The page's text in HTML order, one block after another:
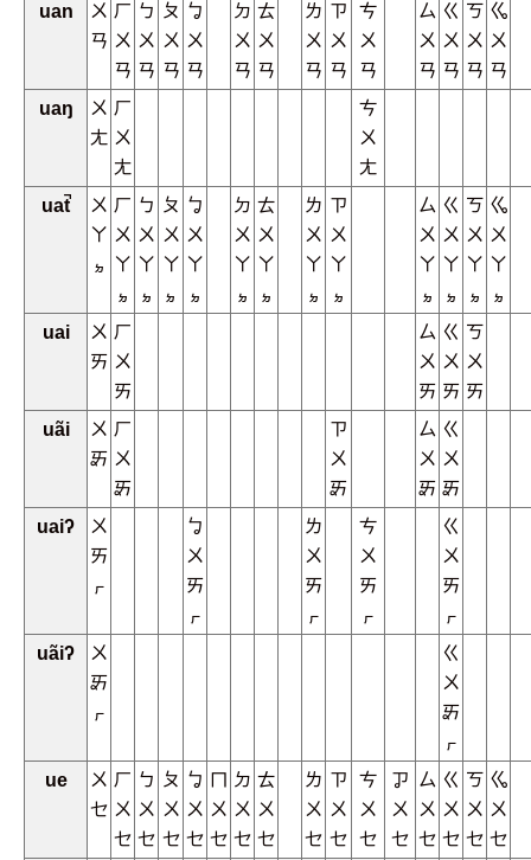
uan
ㄨ
ㄢ
ㄏ
ㄨ
ㄢ
ㄅ
ㄨ
ㄢ
ㄆ
ㄨ
ㄢ
ㆠ
ㄨ
ㄢ
ㄉ
ㄨ
ㄢ
ㄊ
ㄨ
ㄢ
ㄌ
ㄨ
ㄢ
ㄗ
ㄨ
ㄢ
ㄘ
ㄨ
ㄢ
ㄙ
ㄨ
ㄢ
ㄍ
ㄨ
ㄢ
ㄎ
ㄨ
ㄢ
ㆣ
ㄨ
ㄢ
uaŋ
ㄨ
ㄤ
ㄏ
ㄨ
ㄤ
ㄘ
ㄨ
ㄤ
uat̚
ㄨ
ㄚ
ㆵ
ㄏ
ㄨ
ㄚ
ㆵ
ㄅ
ㄨ
ㄚ
ㆵ
ㄆ
ㄨ
ㄚ
ㆵ
ㆠ
ㄨ
ㄚ
ㆵ
ㄉ
ㄨ
ㄚ
ㆵ
ㄊ
ㄨ
ㄚ
ㆵ
ㄌ
ㄨ
ㄚ
ㆵ
ㄗ
ㄨ
ㄚ
ㆵ
ㄙ
ㄨ
ㄚ
ㆵ
ㄍ
ㄨ
ㄚ
ㆵ
ㄎ
ㄨ
ㄚ
ㆵ
ㆣ
ㄨ
ㄚ
ㆵ
uai
ㄨ
ㄞ
ㄏ
ㄨ
ㄞ
ㄙ
ㄨ
ㄞ
ㄍ
ㄨ
ㄞ
ㄎ
ㄨ
ㄞ
uãi
ㄨ
ㆮ
ㄏ
ㄨ
ㆮ
ㄗ
ㄨ
ㆮ
ㄙ
ㄨ
ㆮ
ㄍ
ㄨ
ㆮ
uaiʔ
ㄨ
ㄞ
ㆷ
ㆠ
ㄨ
ㄞ
ㆷ
ㄌ
ㄨ
ㄞ
ㆷ
ㄘ
ㄨ
ㄞ
ㆷ
ㄍ
ㄨ
ㄞ
ㆷ
uãiʔ
ㄨ
ㆮ
ㆷ
ㄍ
ㄨ
ㆮ
ㆷ
ue
ㄨ
ㆤ
ㄏ
ㄨ
ㆤ
ㄅ
ㄨ
ㆤ
ㄆ
ㄨ
ㆤ
ㆠ
ㄨ
ㆤ
ㄇ
ㄨ
ㆤ
ㄉ
ㄨ
ㆤ
ㄊ
ㄨ
ㆤ
ㄌ
ㄨ
ㆤ
ㄗ
ㄨ
ㆤ
ㄘ
ㄨ
ㆤ
ㆡ
ㄨ
ㆤ
ㄙ
ㄨ
ㆤ
ㄍ
ㄨ
ㆤ
ㄎ
ㄨ
ㆤ
ㆣ
ㄨ
ㆤ